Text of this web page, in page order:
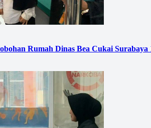
Rumah Dinas Bea Cukai Surabaya